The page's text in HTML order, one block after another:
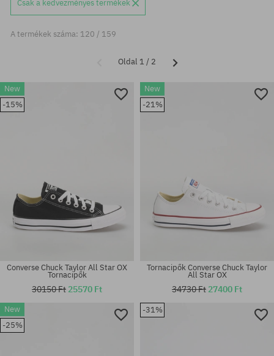
Csak a kedvezményes termékek
A termékek száma: 120 / 159
Oldal 1 / 2
New
-15%
Converse Chuck Taylor All Star OX
Tornacipők
30150 Ft 25570 Ft
New
-21%
Tornacipők Converse Chuck Taylor
All Star OX
34730 Ft 27400 Ft
New
-25%
-31%